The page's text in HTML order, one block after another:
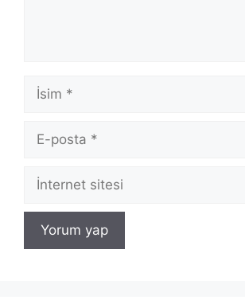
İsim
posta
İnternet